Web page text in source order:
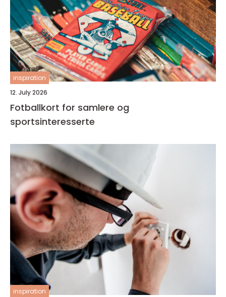
inspiration
12. July 2026
Fotballkort for samlere og
sportsinteresserte
inspiration